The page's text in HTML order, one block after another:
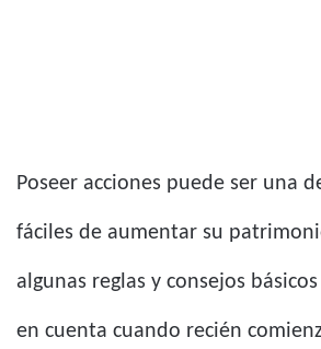
Poseer acciones puede ser una
fáciles de aumentar su
algunas reglas y consejos
en cuenta cuando recién